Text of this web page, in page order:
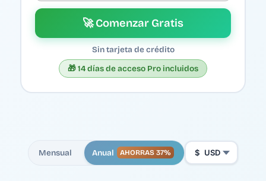
🚀 Comenzar Gratis
Sin tarjeta de crédito
🎁 14 días de acceso Pro incluidos
Mensual Anual AHORRAS 37% $ USD